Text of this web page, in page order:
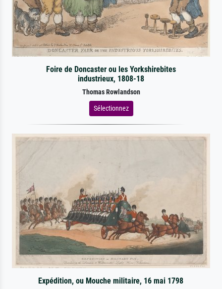
Foire de Doncaster ou les Yorkshirebites
industrieux, 1808-18
Thomas Rowlandson
Sélectionnez
Expédition, ou Mouche militaire, 16 mai 1798